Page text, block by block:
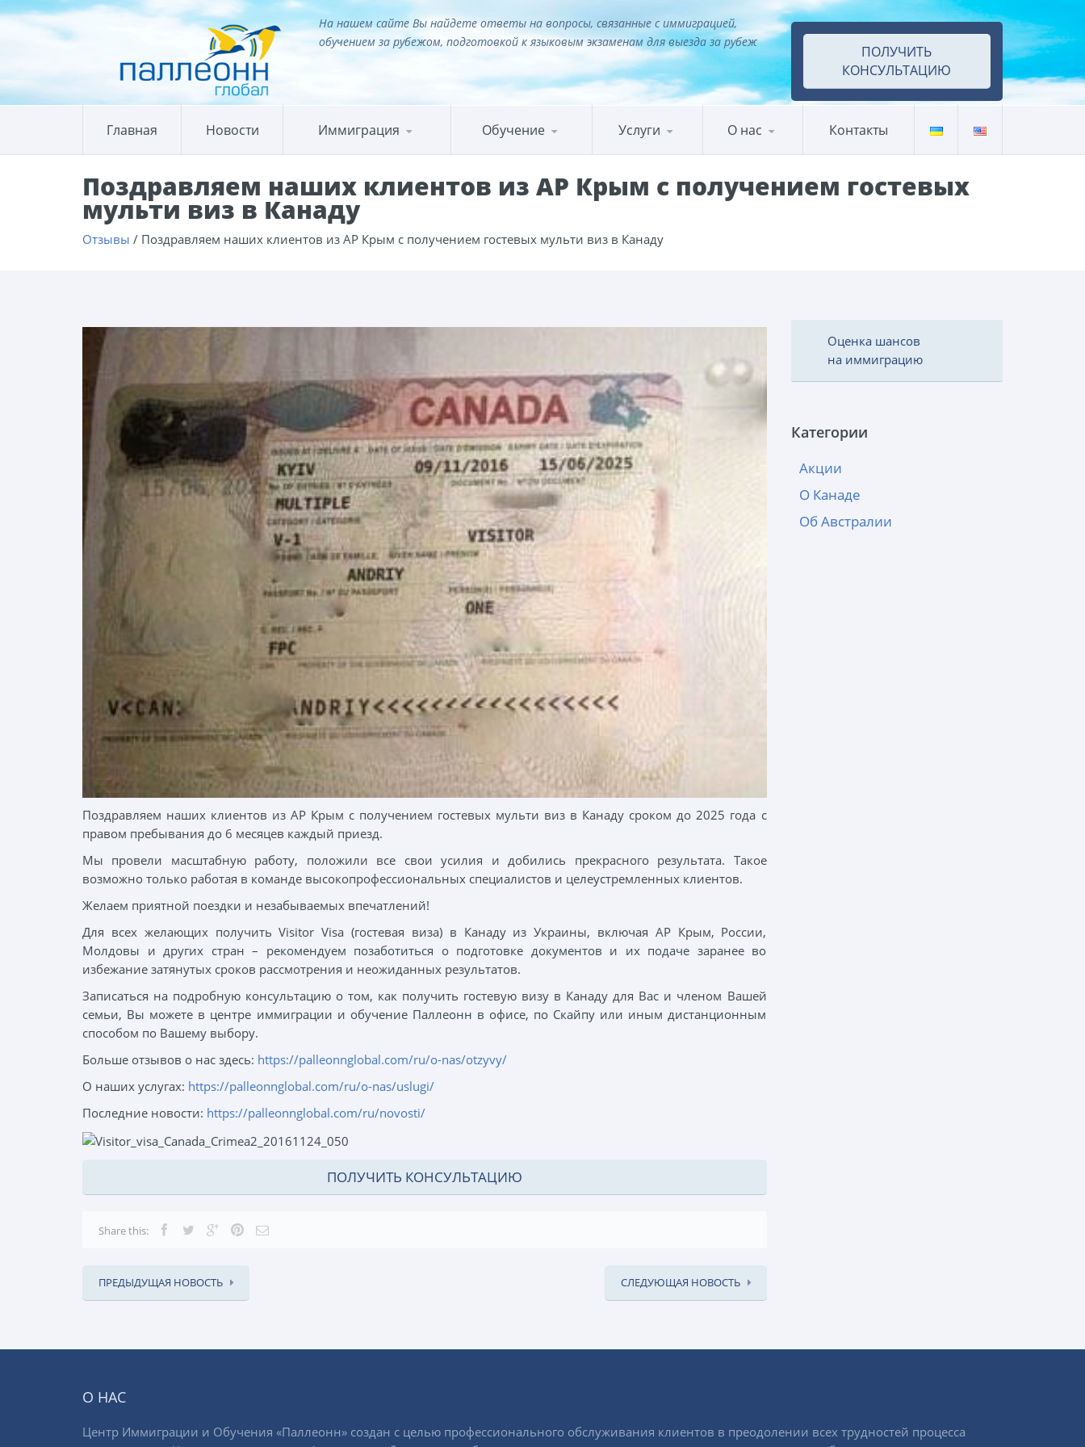
На нашем сайте Вы найдете ответы на вопросы, связанные с иммиграцией,
обучением за рубежом, подготовкой к языковым экзаменам для выезда за рубеж
ПОЛУЧИТЬ
КОНСУЛЬТАЦИЮ
Главная Новости Иммиграция Обучение Услуги О нас Контакты
Поздравляем наших клиентов из АР Крым с получением гостевых
мульти виз в Канаду
Отзывы / Поздравляем наших клиентов из АР Крым с получением гостевых мульти виз в Канаду
Поздравляем наших клиентов из АР Крым с получением гостевых мульти виз в Канаду сроком до 2025 года с
правом пребывания до 6 месяцев каждый приезд.
Мы провели масштабную работу, положили все свои усилия и добились прекрасного результата. Такое
возможно только работая в команде высокопрофессиональных специалистов и целеустремленных клиентов.
Желаем приятной поездки и незабываемых впечатлений!
Для всех желающих получить Visitor Visa (гостевая виза) в Канаду из Украины, включая АР Крым, России,
Молдовы и других стран – рекомендуем позаботиться о подготовке документов и их подаче заранее во
избежание затянутых сроков рассмотрения и неожиданных результатов.
Записаться на подробную консультацию о том, как получить гостевую визу в Канаду для Вас и членом Вашей
семьи, Вы можете в центре иммиграции и обучение Паллеонн в офисе, по Скайпу или иным дистанционным
способом по Вашему выбору.
Больше отзывов о нас здесь: https://palleonnglobal.com/ru/o-nas/otzyvy/
О наших услугах: https://palleonnglobal.com/ru/o-nas/uslugi/
Последние новости: https://palleonnglobal.com/ru/novosti/
ПОЛУЧИТЬ КОНСУЛЬТАЦИЮ
Share this:
ПРЕДЫДУЩАЯ НОВОСТЬ СЛЕДУЮЩАЯ НОВОСТЬ
Оценка шансов
на иммиграцию
Категории
Акции
О Канаде
Об Австралии
О НАС
Центр Иммиграции и Обучения «Паллеонн» создан с целью профессионального обслуживания клиентов в преодолении всех трудностей процесса